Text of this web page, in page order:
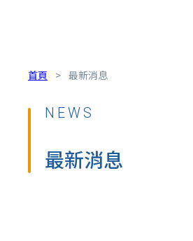
首頁 > 最新消息
NEWS
最新消息